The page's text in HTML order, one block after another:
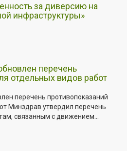
за диверсию на
инфраструктуры»
перечень
отдельных видов работ
перечень противопоказаний
Минздрав утвердил перечень
связанным с движением...